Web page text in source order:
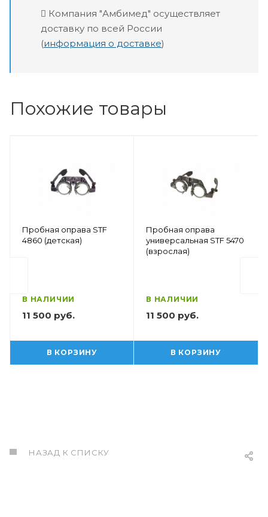
Компания "Амбимед" осуществляет
доставку по всей России
(информация о доставке)
Похожие товары
Пробная оправа STF
4860 (детская)
В НАЛИЧИИ
11 500 руб.
В КОРЗИНУ
Пробная оправа
универсальная STF 5470
(взрослая)
В НАЛИЧИИ
11 500 руб.
В КОРЗИНУ
НАЗАД К СПИСКУ